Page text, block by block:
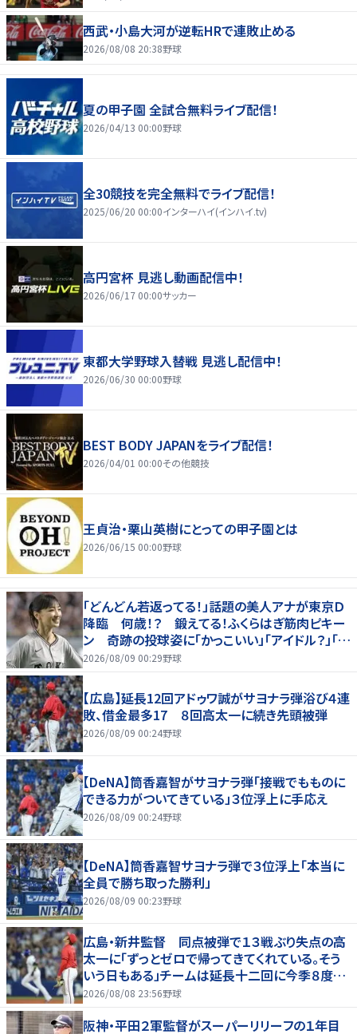
西武・小島大河が逆転HRで連敗止める
2026/08/08 20:38野球
夏の甲子園 全試合無料ライブ配信！
2026/04/13 00:00野球
全30競技を完全無料でライブ配信！
2025/06/20 00:00インターハイ(インハイ.tv)
高円宮杯 見逃し動画配信中！
2026/06/17 00:00サッカー
東都大学野球入替戦 見逃し配信中！
2026/06/30 00:00野球
BEST BODY JAPANをライブ配信！
2026/04/01 00:00その他競技
王貞治・栗山英樹にとっての甲子園とは
2026/06/15 00:00野球
「どんどん若返ってる！」話題の美人アナが東京Ｄ
降臨 何歳！？ 鍛えてる！ふくらはぎ筋肉ピキー
ン 奇跡の投球姿に「かっこいい」「アイドル？」「女
神」
2026/08/09 00:29野球
【広島】延長12回アドゥワ誠がサヨナラ弾浴び４連
敗、借金最多17 ８回高太一に続き先頭被弾
2026/08/09 00:24野球
【DeNA】筒香嘉智がサヨナラ弾「接戦でもものに
できる力がついてきている」３位浮上に手応え
2026/08/09 00:24野球
【DeNA】筒香嘉智サヨナラ弾で３位浮上「本当に
全員で勝ち取った勝利」
2026/08/09 00:23野球
広島・新井監督 同点被弾で１３戦ぶり失点の高
太一に「ずっとゼロで帰ってきてくれている。そう
いう日もある」チームは延長十二回に今季８度目
サヨナラ負け
2026/08/08 23:56野球
阪神・平田２軍監督がスーパーリリーフの１年目